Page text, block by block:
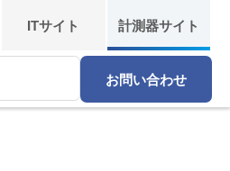
ITサイト 計測器サイト
お問い合わせ